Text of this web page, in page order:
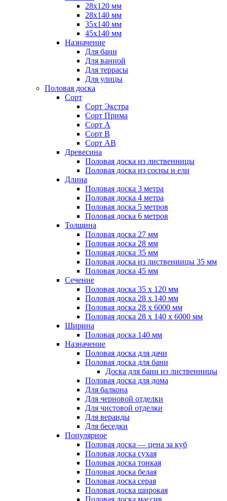
28х120 мм
28х140 мм
35х140 мм
45х140 мм
Назначение
Для бани
Для ванной
Для террасы
Для улицы
Половая доска
Сорт
Сорт Экстра
Сорт Прима
Сорт А
Сорт В
Сорт АВ
Древесина
Половая доска из лиственницы
Половая доска из сосны и ели
Длина
Половая доска 3 метра
Половая доска 4 метра
Половая доска 5 метров
Половая доска 6 метров
Толщина
Половая доска 27 мм
Половая доска 28 мм
Половая доска 35 мм
Половая доска из лиственницы 35 мм
Половая доска 45 мм
Сечение
Половая доска 35 х 120 мм
Половая доска 28 х 140 мм
Половая доска 28 х 6000 мм
Половая доска 28 х 140 х 6000 мм
Ширина
Половая доска 140 мм
Назначение
Половая доска для дачи
Половая доска для бани
Доска для бани из лиственницы
Половая доска для дома
Для балкона
Для черновой отделки
Для чистовой отделки
Для веранды
Для беседки
Популярное
Половая доска — цена за куб
Половая доска сухая
Половая доска тонкая
Половая доска белая
Половая доска серая
Половая доска широкая
Половая доска массив